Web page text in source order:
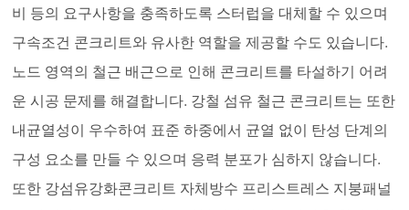
비 등의 요구사항을 충족하도록 스터럽을 대체할 수 있으며
구속조건 콘크리트와 유사한 역할을 제공할 수도 있습니다.
노드 영역의 철근 배근으로 인해 콘크리트를 타설하기 어려
운 시공 문제를 해결합니다. 강철 섬유 철근 콘크리트는 또한
내균열성이 우수하여 표준 하중에서 균열 없이 탄성 단계의
구성 요소를 만들 수 있으며 응력 분포가 심하지 않습니다.
또한 강섬유강화콘크리트 자체방수 프리스트레스 지붕패널